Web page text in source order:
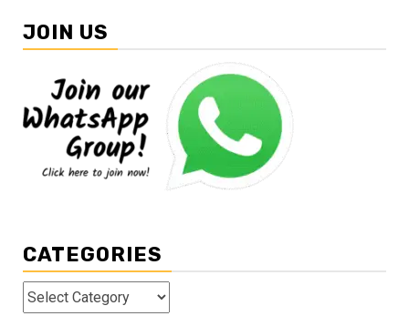
JOIN US
CATEGORIES
Categories